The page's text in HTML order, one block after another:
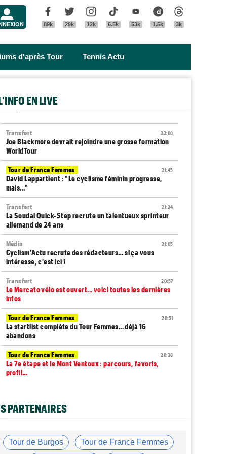
Facebook
89k
Twitter
29k
Instagram
12k
Tik Tok
6.5k
Youtube
53k
Dailymotion
1.5k 3k
d'après Tour Tennis Actu
EN LIVE
22:08
Transfert
Joe Blackmore devrait rejoindre une grosse formation
WorldTour
21:45
Tour de France Femmes
David Lappartient : "Le cyclisme féminin progresse,
mais…"
21:24
Transfert
La Soudal Quick-Step recrute un talentueux sprinteur
allemand de 24 ans
21:05
Média
Cyclism’Actu recrute des rédacteurs… si ça vous
intéresse, c'est ici !
20:57
Transfert
Le Mercato vélo est ouvert... voici toutes les dernières
infos
20:51
Tour de France Femmes
La startlist complète du Tour Femmes... déjà 16
abandons
20:38
Tour de France Femmes
La 7e étape et le Mont Ventoux : parcours, favoris,
profil…
Tour de Pologne
longtemps"
PARTENAIRES
Tour de Burgos Tour de France Femmes